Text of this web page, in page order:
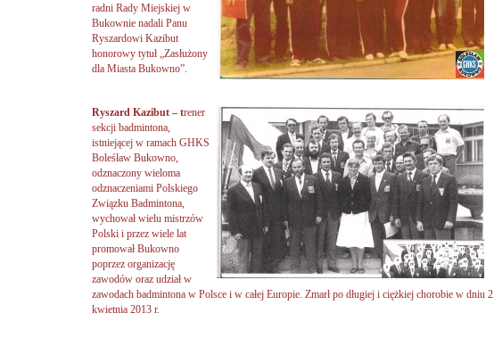
radni Rady Miejskiej w
Bukownie nadali Panu
Ryszardowi Kazibut
honorowy tytuł „Zasłużony
dla Miasta Bukowno”.
Ryszard Kazibut – trener
sekcji badmintona,
istniejącej w ramach GHKS
Boleśław Bukowno,
odznaczony wieloma
odznaczeniami Polskiego
Związku Badmintona,
wychował wielu mistrzów
Polski i przez wiele lat
promował Bukowno
poprzez organizację
zawodów oraz udział w
zawodach badmintona w Polsce i w całej Europie. Zmarł po długiej i ciężkiej chorobie w dniu 2
kwietnia 2013 r.